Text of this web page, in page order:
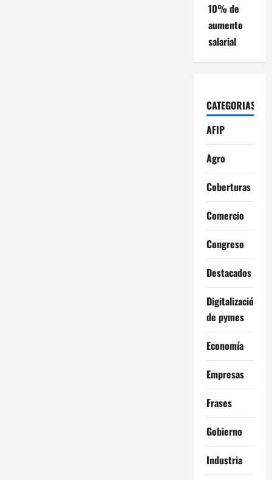
10% de
aumento
salarial
CATEGORIAS
AFIP
Agro
Coberturas
Comercio
Congreso
Destacados
Digitalización
de pymes
Economía
Empresas
Frases
Gobierno
Industria